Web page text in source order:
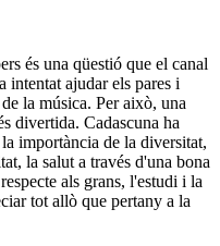
és una qüestió que el canal
intentat ajudar els pares i
la música. Per això, una
divertida. Cadascuna ha
importància de la diversitat,
la salut a través d'una bona
als grans, l'estudi i la
tot allò que pertany a la